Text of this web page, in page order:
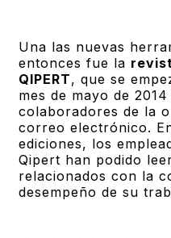
Una las nuevas
entonces fue la
QIPERT, que se
mes de mayo de
colaboradores de la
correo electrónico.
ediciones, los
Qipert han podido
relacionados con la
desempeño de su